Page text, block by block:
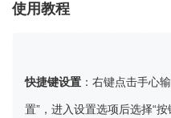
使用教程
快捷键设置 ：右键点击手心
置”，进入设置选项后选择“